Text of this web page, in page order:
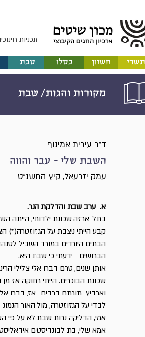
תכניות
טבת חשוון תשרי כסלו
שבת מקורות והגות/
ד"ר עירית אמינוף
השבת שלי - עבר והווה
עמק יזרעאל, קיץ התשנ"ט
א. ערב שבת והדלקת הנר.
בתל-ארזה שכונת ילדותי, הייתה
קבע הייתי ניצבת על הגזוזטרה(*)
הבתים היורדים במורד השביל
הברושים - ידעתי כי שבת היא.
אותן שנים, טרם דברו אלי צלילי
שכונת הבוכרים. הייתי רחוקה אז
וארביץ תורתם ברבים. אז, דברו
לבדי על הגזוזטרה, מול האור
אמי, הדליקה נרות שבת לא על פי
אמא שלי, בת לבונדיסטים